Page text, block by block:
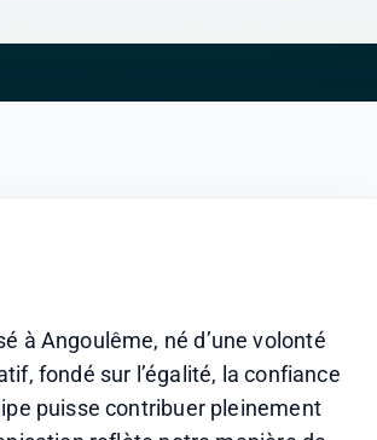
à Angoulême, né d’une volonté
fondé sur l’égalité, la confiance
puisse contribuer pleinement